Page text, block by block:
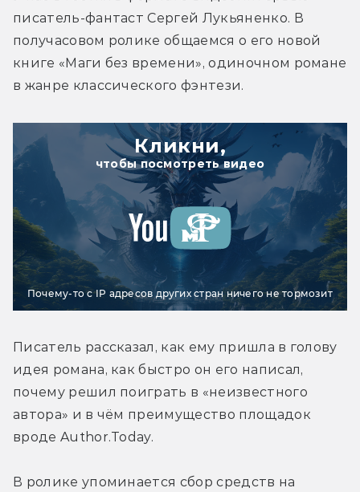
писатель-фантаст Сергей Лукьяненко. В
получасовом ролике общаемся о его новой
книге «Маги без времени», одиночном романе
в жанре классического фэнтези.
Кликни,
чтобы посмотреть видео
Почему-то с IP адресов других стран ничего не тормозит
Писатель рассказал, как ему пришла в голову
идея романа, как быстро он его написал,
почему решил поиграть в «неизвестного
автора» и в чём преимущество площадок
вроде Author.Today.
В ролике упоминается сбор средств на